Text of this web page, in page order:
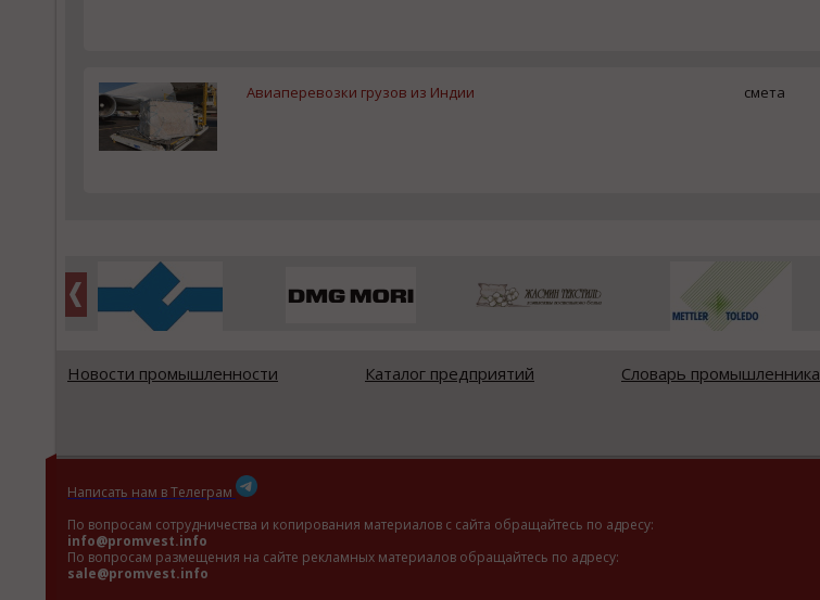
Авиаперевозки грузов из Индии смета
Новости промышленности Каталог предприятий Словарь промышленника
Написать нам в Телеграм
По вопросам сотрудничества и копирования материалов с сайта обращайтесь по адресу:
info@promvest.info
По вопросам размещения на сайте рекламных материалов обращайтесь по адресу:
sale@promvest.info